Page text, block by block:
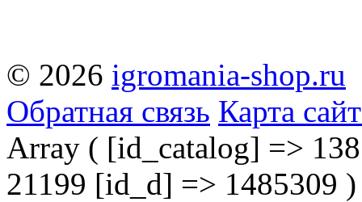
© 2026 igromania-shop.ru
Обратная связь Карта
Array ( [id_catalog] =>
21199 [id_d] => 1485309 )